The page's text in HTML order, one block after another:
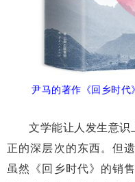
尹马的著作《回乡时代
文学能让人发生意
正的深层次的东西。但
虽然《回乡时代》的销